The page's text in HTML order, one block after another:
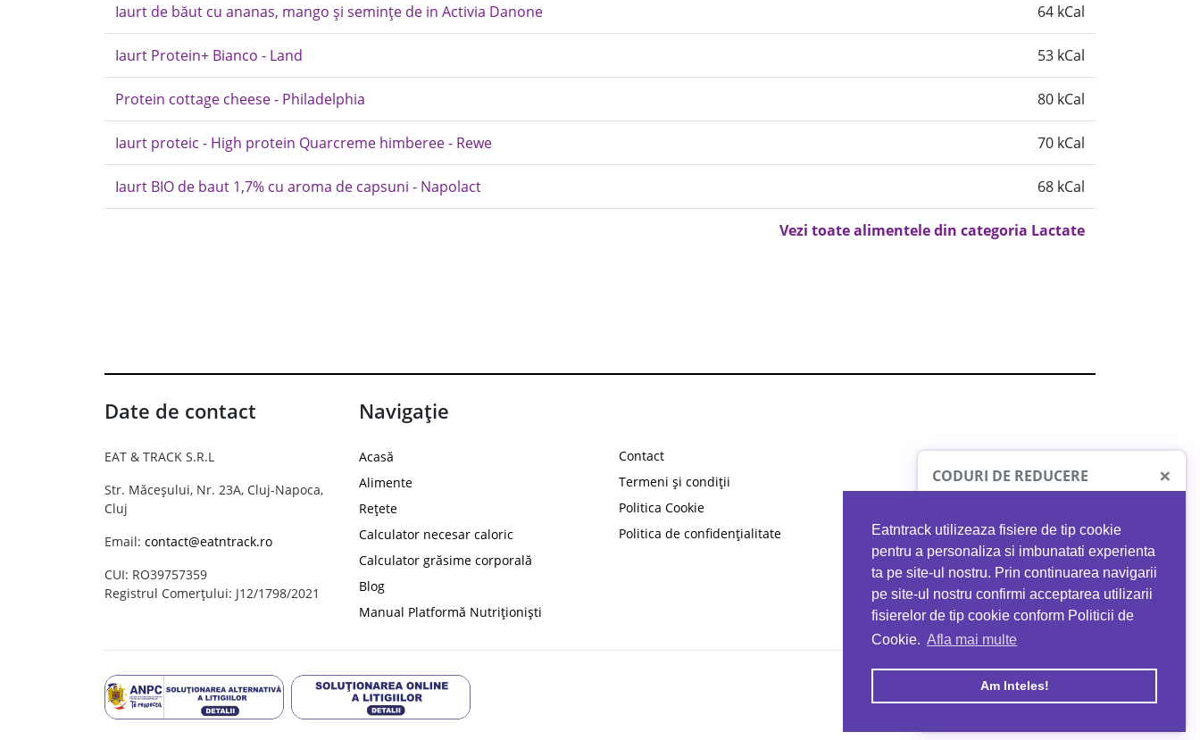
Eatntrack utilizeaza fisiere de tip cookie
pentru a personaliza si imbunatati experienta
ta pe site-ul nostru. Prin continuarea navigarii
pe site-ul nostru confirmi acceptarea utilizarii
fisierelor de tip cookie conform Politicii de
Cookie. Afla mai multe
Am Inteles!
Iaurt de băut cu ananas, mango și semințe de in Activia Danone 64 kCal
Iaurt Protein+ Bianco - Land 53 kCal
Protein cottage cheese - Philadelphia 80 kCal
Iaurt proteic - High protein Quarcreme himberee - Rewe 70 kCal
Iaurt BIO de baut 1,7% cu aroma de capsuni - Napolact 68 kCal
Vezi toate alimentele din categoria Lactate
Date de contact
EAT & TRACK S.R.L
Str. Măceșului, Nr. 23A, Cluj-Napoca,
Cluj
Email: contact@eatntrack.ro
CUI: RO39757359
Registrul Comerțului: J12/1798/2021
Navigație
Acasă
Alimente
Rețete
Calculator necesar caloric
Calculator grăsime corporală
Blog
Manual Platformă Nutriționiști
Contact
Termeni și condiții
Politica Cookie
Politica de confidențialitate
CODURI DE REDUCERE ×
PROTO41
reducere la orice comandă
EATNTRACK
MYPROTEIN
Ai40%reducere la orice comandă
folosind codul EATTRACK